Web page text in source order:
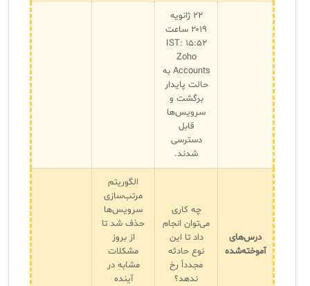
۲۲ ژانویه
۲۰۱۹ ساعت
۱۵:۵۲ IST:
Zoho
Accounts به
حالت پایدار
برگشت و
سرویس‌ها
قابل
دسترسی
شدند.
درس‌های
آموخته‌شده
چه کاری
می‌توان انجام
داد تا این
نوع حادثه
مجدداً رخ
ندهد؟
الگوریتم
مرتب‌سازی
سرویس‌ها
حذف شد تا
از بروز
مشکلات
مشابه در
آینده